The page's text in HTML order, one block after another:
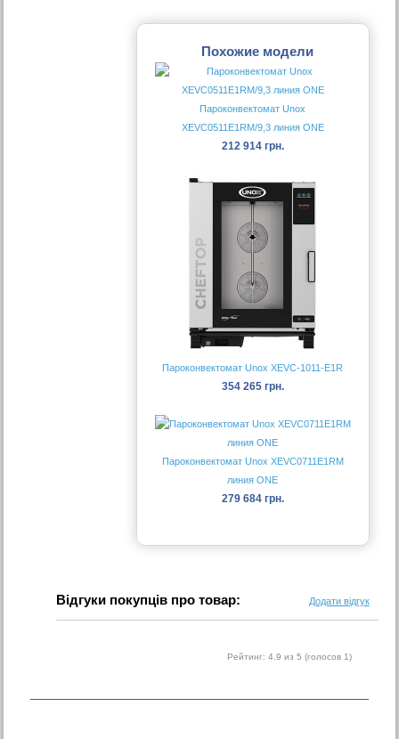
Похожие модели
Пароконвектомат Unox
XEVC0511E1RM/9,3 линия ONE
212 914 грн.
Пароконвектомат Unox XEVC-1011-E1R
354 265 грн.
Пароконвектомат Unox XEVC0711E1RM
линия ONE
279 684 грн.
Відгуки покупців про товар: Додати відгук
Рейтинг: 4.9 из 5 (голосов 1)